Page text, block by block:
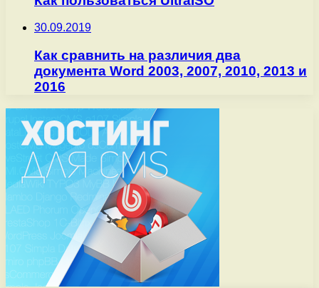
30.09.2019
Как сравнить на различия два
документа Word 2003, 2007, 2010, 2013 и
2016